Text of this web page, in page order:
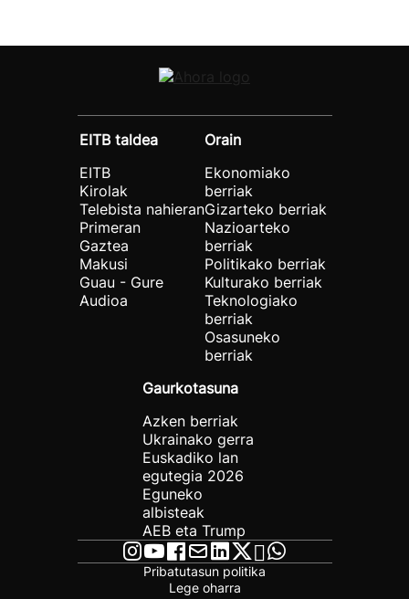
EITB taldea
EITB
Kirolak
Telebista nahieran
Primeran
Gaztea
Makusi
Guau - Gure
Audioa
Orain
Ekonomiako
berriak
Gizarteko berriak
Nazioarteko
berriak
Politikako berriak
Kulturako berriak
Teknologiako
berriak
Osasuneko
berriak
Gaurkotasuna
Azken berriak
Ukrainako gerra
Euskadiko lan
egutegia 2026
Eguneko
albisteak
AEB eta Trump
Pribatutasun politika
Lege oharra